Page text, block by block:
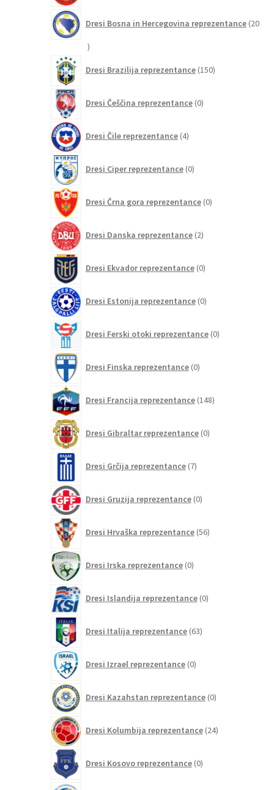
Dresi Bosna in Hercegovina reprezentance 20
20
Dresi Brazilija reprezentance 150izdelkov
Dresi Češčina reprezentance 0izdelkov
Dresi Čile reprezentance 4izdelki
Dresi Ciper reprezentance 0izdelkov
Dresi Črna gora reprezentance 0izdelkov
Dresi Danska reprezentance 2izdelka
Dresi Ekvador reprezentance 0izdelkov
Dresi Estonija reprezentance 0izdelkov
Dresi Ferski otoki reprezentance 0izdelkov
Dresi Finska reprezentance 0izdelkov
Dresi Francija reprezentance 148izdelkov
Dresi Gibraltar reprezentance 0izdelkov
Dresi Grčija reprezentance 7izdelkov
Dresi Gruzija reprezentance 0izdelkov
Dresi Hrvaška reprezentance 56izdelkov
Dresi Irska reprezentance 0izdelkov
Dresi Islandija reprezentance 0izdelkov
Dresi Italija reprezentance 63izdelkov
Dresi Izrael reprezentance 0izdelkov
Dresi Kazahstan reprezentance 0izdelkov
Dresi Kolumbija reprezentance 24izdelkov
Dresi Kosovo reprezentance 0izdelkov